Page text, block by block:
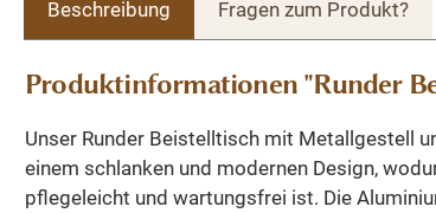
Beschreibung Fragen zum Produkt?
Produktinformationen "Runder
Unser Runder Beistelltisch mit Metallgestell
einem schlanken und modernen Design,
pflegeleicht und wartungsfrei ist. Die